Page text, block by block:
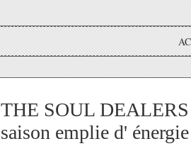
THE SOUL DEALERS
saison emplie d'